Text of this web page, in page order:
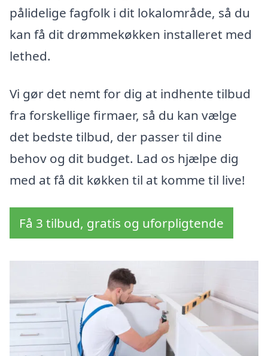
pålidelige fagfolk i dit lokalområde, så du
kan få dit drømmekøkken installeret med
lethed.
Vi gør det nemt for dig at indhente tilbud
fra forskellige firmaer, så du kan vælge
det bedste tilbud, der passer til dine
behov og dit budget. Lad os hjælpe dig
med at få dit køkken til at komme til live!
Få 3 tilbud, gratis og uforpligtende